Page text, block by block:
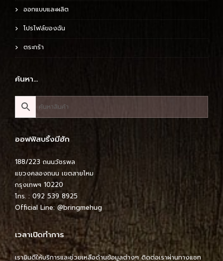
ออกแบบและผลิต
โปรไฟล์ของฉัน
ตระกร้า
ค้นหา…
ออฟฟิสบริ้งมีฮัก
188/223 ถนนวัชรพล
แขวงคลองถนน เขตสายไหม
กรุงเทพฯ 10220
โทร. : 092 539 8925
Official Line: @bringmehug
เวลาเปิดทำการ
เรายินดีให้บริการและช่วยเหลือด้านข้อมูลต่างๆ ติดต่อเราผ่านทางแชท